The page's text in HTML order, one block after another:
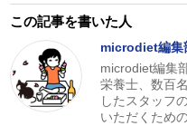
この記事を書いた人
microdiet編集
microdiet編集
栄養士、数百
したスタッフ
いただくため